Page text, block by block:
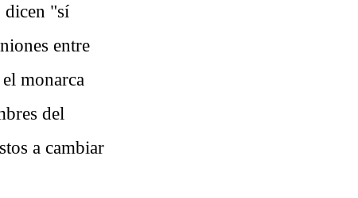
dicen "sí
entre
monarca
del
a cambiar